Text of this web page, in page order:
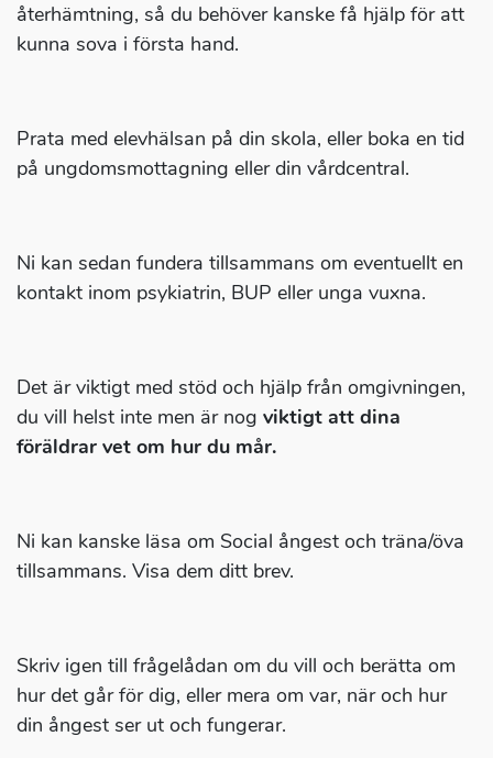
återhämtning, så du behöver kanske få hjälp för att
kunna sova i första hand.
Prata med elevhälsan på din skola, eller boka en tid
på ungdomsmottagning eller din vårdcentral.
Ni kan sedan fundera tillsammans om eventuellt en
kontakt inom psykiatrin, BUP eller unga vuxna.
Det är viktigt med stöd och hjälp från omgivningen,
du vill helst inte men är nog viktigt att dina
föräldrar vet om hur du mår.
Ni kan kanske läsa om Social ångest och träna/öva
tillsammans. Visa dem ditt brev.
Skriv igen till frågelådan om du vill och berätta om
hur det går för dig, eller mera om var, när och hur
din ångest ser ut och fungerar.